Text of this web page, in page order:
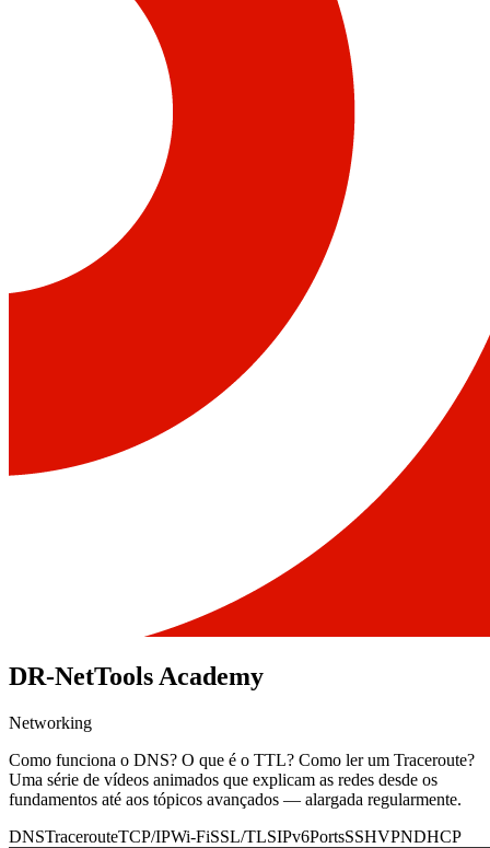
DR-NetTools Academy
Networking
Como funciona o DNS? O que é o TTL? Como ler um Traceroute?
Uma série de vídeos animados que explicam as redes desde os
fundamentos até aos tópicos avançados — alargada regularmente.
DNSTracerouteTCP/IPWi-FiSSL/TLSIPv6PortsSSHVPNDHCP